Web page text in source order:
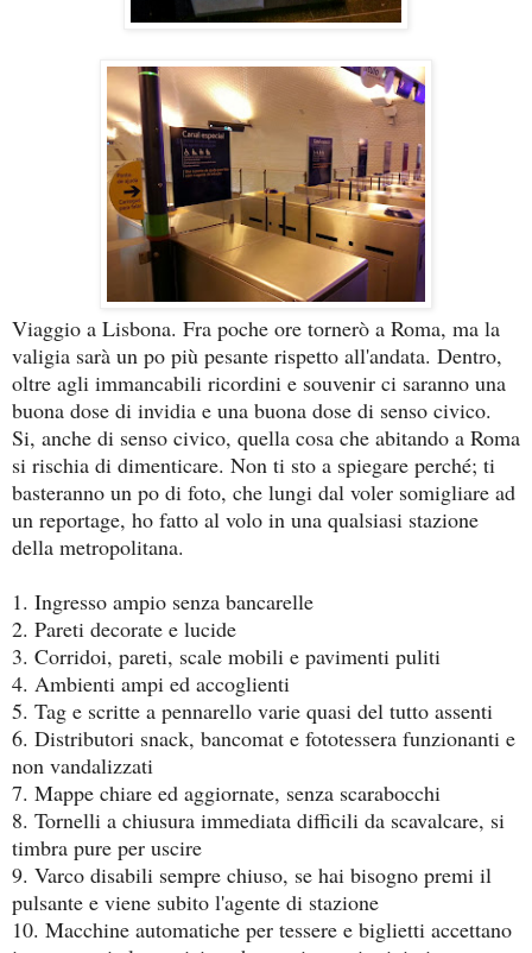
Viaggio a Lisbona. Fra poche ore tornerò a Roma, ma la
valigia sarà un po più pesante rispetto all'andata. Dentro,
oltre agli immancabili ricordini e souvenir ci saranno una
buona dose di invidia e una buona dose di senso civico.
Si, anche di senso civico, quella cosa che abitando a Roma
si rischia di dimenticare. Non ti sto a spiegare perché; ti
basteranno un po di foto, che lungi dal voler somigliare ad
un reportage, ho fatto al volo in una qualsiasi stazione
della metropolitana.
1. Ingresso ampio senza bancarelle
2. Pareti decorate e lucide
3. Corridoi, pareti, scale mobili e pavimenti puliti
4. Ambienti ampi ed accoglienti
5. Tag e scritte a pennarello varie quasi del tutto assenti
6. Distributori snack, bancomat e fototessera funzionanti e
non vandalizzati
7. Mappe chiare ed aggiornate, senza scarabocchi
8. Tornelli a chiusura immediata difficili da scavalcare, si
timbra pure per uscire
9. Varco disabili sempre chiuso, se hai bisogno premi il
pulsante e viene subito l'agente di stazione
10. Macchine automatiche per tessere e biglietti accettano